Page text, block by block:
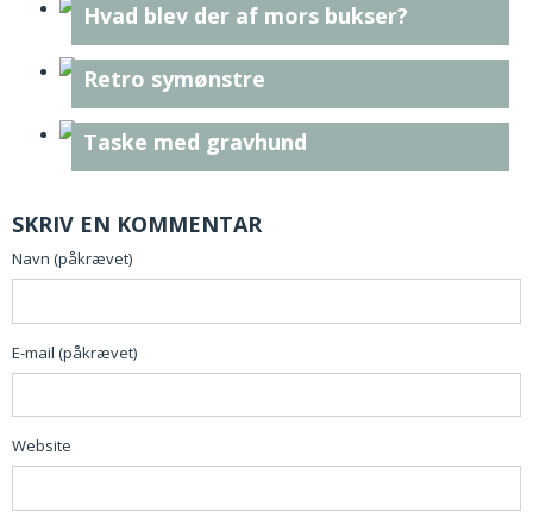
Hvad blev der af mors bukser?
Retro symønstre
Taske med gravhund
SKRIV EN KOMMENTAR
Navn (påkrævet)
E-mail (påkrævet)
Website